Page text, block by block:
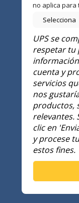
no aplica para
UPS se
respetar tu
cuenta y
servicios
nos
productos,
relevantes.
clic en
y procese
estos fines.